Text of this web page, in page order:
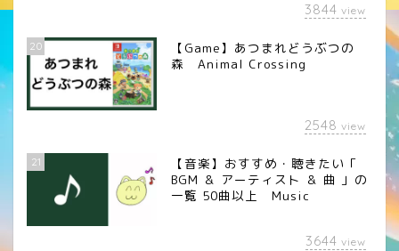
3844 view
20
【Game】あつまれどうぶつの
森 Animal Crossing
2548 view
21
【音楽】おすすめ・聴きたい「
BGM ＆ アーティスト ＆ 曲 」の
一覧 50曲以上 Music
3644 view